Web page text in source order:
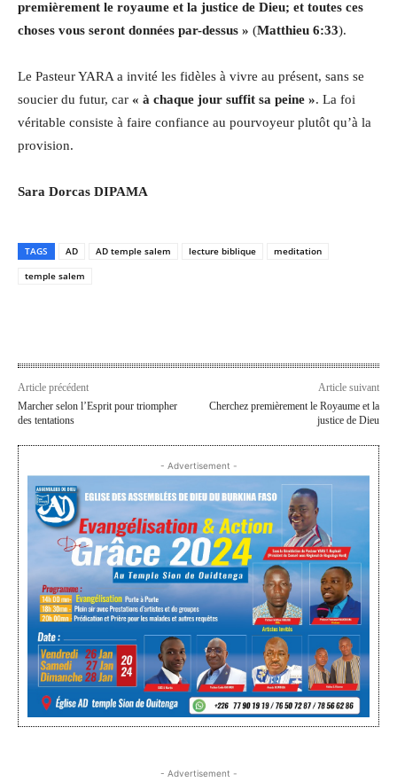
premièrement le royaume et la justice de Dieu; et toutes ces
choses vous seront données par-dessus » (Matthieu 6:33).
Le Pasteur YARA a invité les fidèles à vivre au présent, sans se
soucier du futur, car « à chaque jour suffit sa peine ». La foi
véritable consiste à faire confiance au pourvoyeur plutôt qu’à la
provision.
Sara Dorcas DIPAMA
TAGS AD AD temple salem lecture biblique
meditation
temple salem
Article précédent
Marcher selon l’Esprit pour triompher
des tentations
Article suivant
Cherchez premièrement le Royaume et la
justice de Dieu
- Advertisement -
- Advertisement -